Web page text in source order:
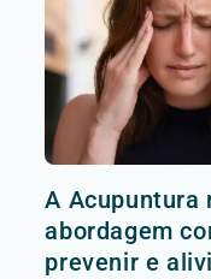
A Acupuntura
abordagem
prevenir e